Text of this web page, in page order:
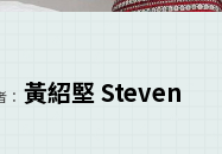
： 黃紹堅 Steven